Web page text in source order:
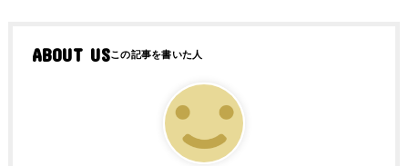
ABOUT US